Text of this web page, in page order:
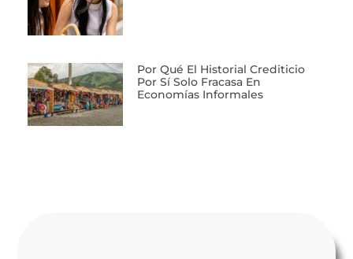
Por Qué El Historial Crediticio
Por Sí Solo Fracasa En
Economías Informales